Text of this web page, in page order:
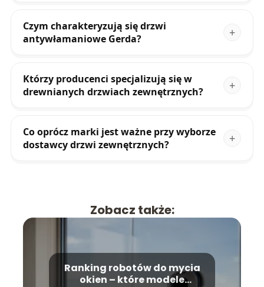
Czym charakteryzują się drzwi
antywłamaniowe Gerda?
Którzy producenci specjalizują się w
drewnianych drzwiach zewnętrznych?
Co oprócz marki jest ważne przy wyborze
dostawcy drzwi zewnętrznych?
Zobacz także:
Ranking robotów do mycia
okien – które modele